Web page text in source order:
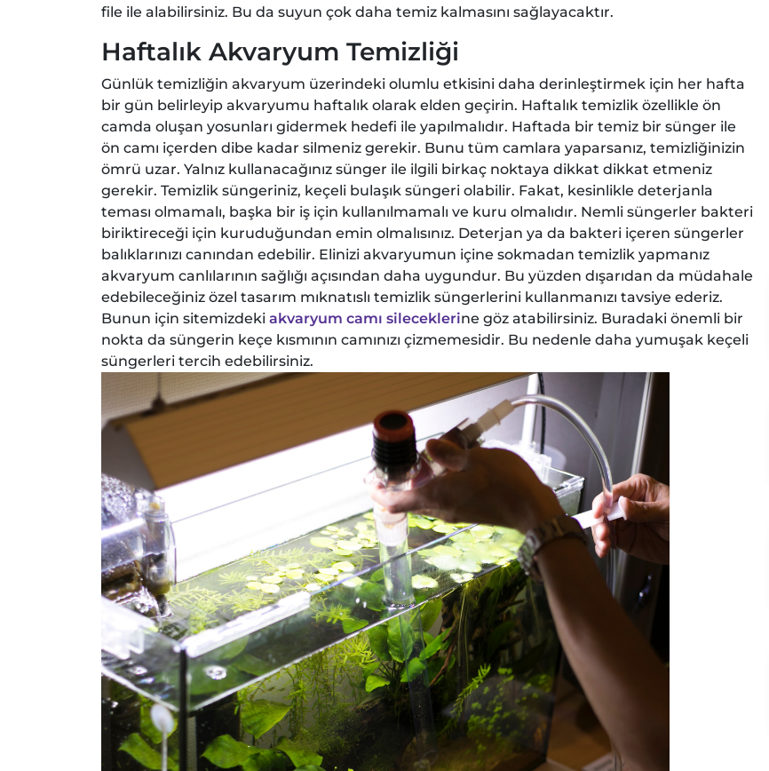
file ile alabilirsiniz. Bu da suyun çok daha temiz kalmasını sağlayacaktır.
Haftalık Akvaryum Temizliği
Günlük temizliğin akvaryum üzerindeki olumlu etkisini daha derinleştirmek için her hafta
bir gün belirleyip akvaryumu haftalık olarak elden geçirin. Haftalık temizlik özellikle ön
camda oluşan yosunları gidermek hedefi ile yapılmalıdır. Haftada bir temiz bir sünger ile
ön camı içerden dibe kadar silmeniz gerekir. Bunu tüm camlara yaparsanız, temizliğinizin
ömrü uzar. Yalnız kullanacağınız sünger ile ilgili birkaç noktaya dikkat dikkat etmeniz
gerekir. Temizlik süngeriniz, keçeli bulaşık süngeri olabilir. Fakat, kesinlikle deterjanla
teması olmamalı, başka bir iş için kullanılmamalı ve kuru olmalıdır. Nemli süngerler bakteri
biriktireceği için kuruduğundan emin olmalısınız. Deterjan ya da bakteri içeren süngerler
balıklarınızı canından edebilir. Elinizi akvaryumun içine sokmadan temizlik yapmanız
akvaryum canlılarının sağlığı açısından daha uygundur. Bu yüzden dışarıdan da müdahale
edebileceğiniz özel tasarım mıknatıslı temizlik süngerlerini kullanmanızı tavsiye ederiz.
Bunun için sitemizdeki akvaryum camı sileceklerine göz atabilirsiniz. Buradaki önemli bir
nokta da süngerin keçe kısmının camınızı çizmemesidir. Bu nedenle daha yumuşak keçeli
süngerleri tercih edebilirsiniz.